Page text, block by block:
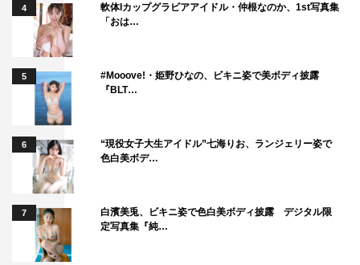
め、自分の会社にヘッドハンティングする。さらに、海外
に販路を広げるため、上海支店の立ち上げを任せたいと言
うのだが…。
一方、紘一から告白されたものの、いまだに一歩踏み出せ
ないいつかは、香取俊（京本大我）に背中を押され、よう
やく自分の気持ちに正直になることができた。紘一にきち
んと「好き」と伝えるため走り出すが、まさかのタイミン
グで紘一から上海行きについて相談されてしまう。驚きな
がらも、“本来いた場所”に戻ろうとしている紘一の邪魔を
したくないと考えたいつかは、自分の気持ちをグッと押し
殺し、「行ってみたらいいと思います。やっぱり管理人さ
んのこと、好きになれそうにありません」と上海行きを勧
4
軟体Iカップグラビアアイドル・仲根なのか、1st写真集
「おは…
5
#Mooove!・姫野ひなの、ビキニ姿で美ボディ披露
『BLT…
6
“現役女子大生アイドル”七海りお、ランジェリー姿で
色白美ボデ…
7
白濱美兎、ビキニ姿で色白美ボディ披露 デジタル限
定写真集『純…